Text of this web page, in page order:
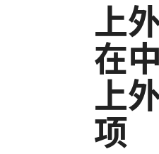
上
在
上
项